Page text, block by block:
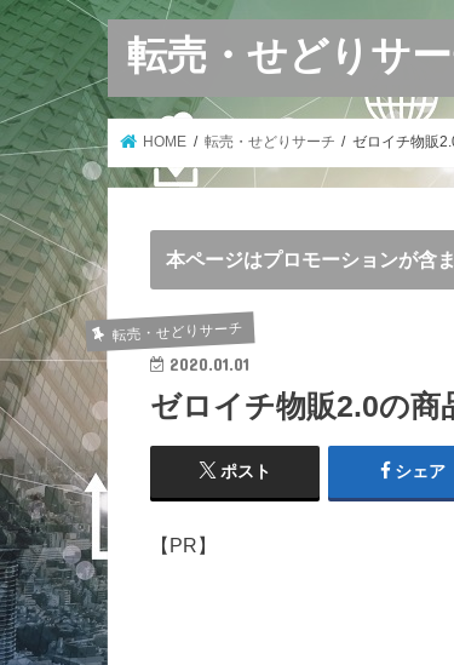
転売・せどりサ
HOME 転売・せどりサーチ ゼロイチ物販
本ページはプロモーションが含
転売・せどりサーチ
2020.01.01
ゼロイチ物販2.0の商
ポスト シェア
【PR】